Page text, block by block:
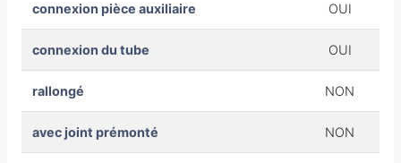
connexion pièce auxiliaire OUI
connexion du tube OUI
rallongé NON
avec joint prémonté NON